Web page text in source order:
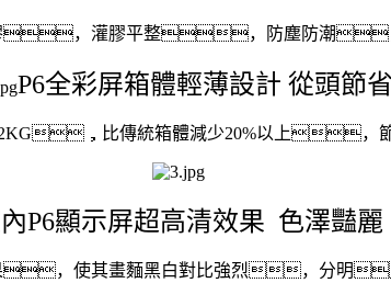
膠，灌膠平整，防塵防潮
P6全彩屏箱體輕薄設計 從頭節省
，比傳統箱體減少20%以上，
P6顯示屏超高清效果 色澤豔麗
果，使其畫麵黑白對比強烈，分明